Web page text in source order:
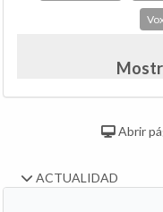
Abrir
ACTUALIDAD